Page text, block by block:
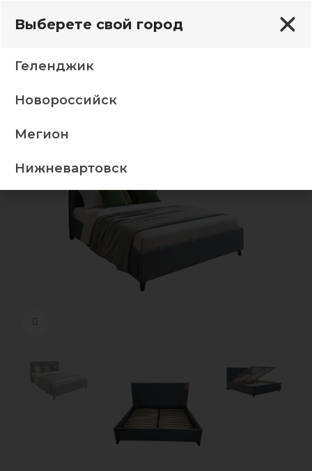
180*200 без (пм) 07 Калифорния темно серый
Выберете свой город
Геленджик
Новороссийск
Мегион
Нижневартовск